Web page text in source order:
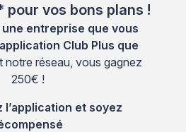
pour vos bons plans !
une entreprise que vous
Club Plus que
notre réseau, vous gagnez
250€ !
l’application et soyez